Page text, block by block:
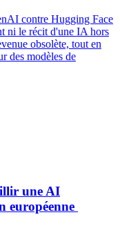
contre Hugging Face
ni le récit d'une IA hors
obsolète, tout en
des modèles de
une AI
européenne